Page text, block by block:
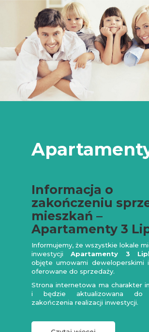
Informacja o
zakończeniu
mieszkań –
Apartamenty 3
Informujemy, że wszystkie lokale
inwestycjiApartamenty 3
objęte umowami deweloperskimi
oferowane do sprzedaży.
Strona internetowa ma charakter
i będzie aktualizowana do
zakończenia realizacji inwestycji.